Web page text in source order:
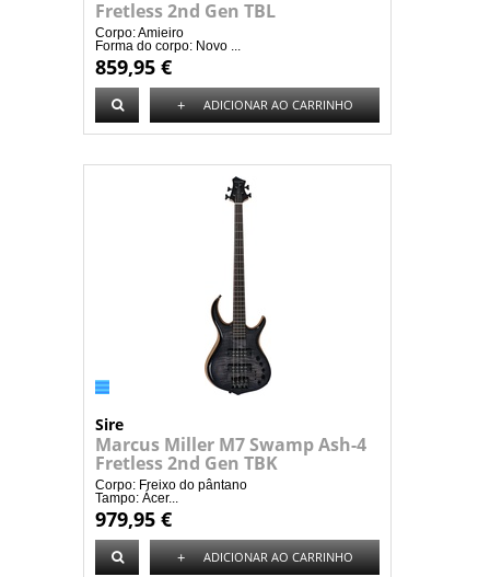
Fretless 2nd Gen TBL
Corpo: Amieiro
Forma do corpo: Novo ...
859,95 €
+ ADICIONAR AO CARRINHO
Sire
Marcus Miller M7 Swamp Ash-4
Fretless 2nd Gen TBK
Corpo: Freixo do pântano
Tampo: Ácer...
979,95 €
+ ADICIONAR AO CARRINHO